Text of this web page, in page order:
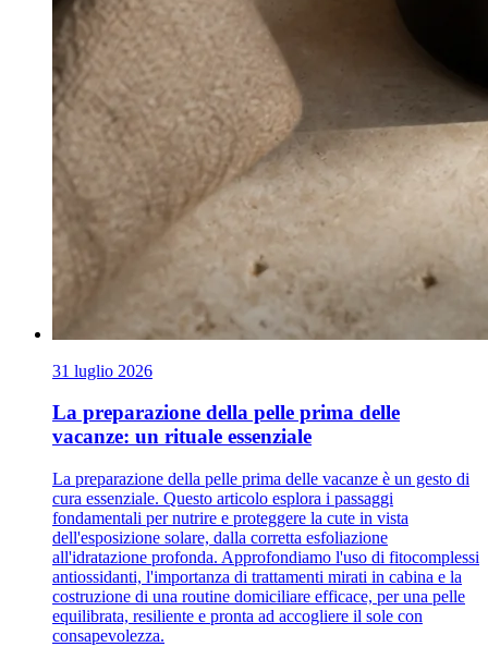
31 luglio 2026
La preparazione della pelle prima delle
vacanze: un rituale essenziale
La preparazione della pelle prima delle vacanze è un gesto di
cura essenziale. Questo articolo esplora i passaggi
fondamentali per nutrire e proteggere la cute in vista
dell'esposizione solare, dalla corretta esfoliazione
all'idratazione profonda. Approfondiamo l'uso di fitocomplessi
antiossidanti, l'importanza di trattamenti mirati in cabina e la
costruzione di una routine domiciliare efficace, per una pelle
equilibrata, resiliente e pronta ad accogliere il sole con
consapevolezza.